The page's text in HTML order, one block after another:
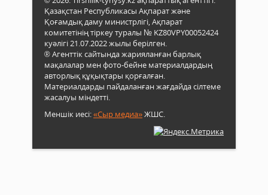
Қазақстан Республикасы Ақпарат және
Қоғамдық даму министрлігі, Ақпарат
комитетінің тіркеу туралы № KZ80VPY00052424
куәлігі 21.07.2022 жылы берілген.
® Агенттік сайтында жарияланған барлық
мақалалар мен фото-бейне материалдардың
авторлық құқықтары қорғалған.
Материалдарды пайдаланған жағдайда сілтеме
жасалуы міндетті.
Меншік иесі:«Сыр медиа»ЖШС.